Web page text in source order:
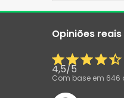
Opiniões
4,5/5
Com base em 646